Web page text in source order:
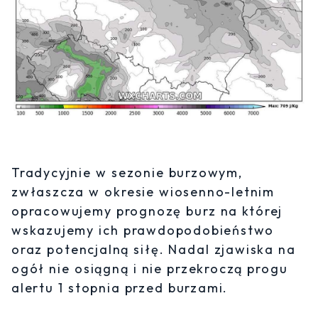
Tradycyjnie w sezonie burzowym,
zwłaszcza w okresie wiosenno-letnim
opracowujemy prognozę burz na której
wskazujemy ich prawdopodobieństwo
oraz potencjalną siłę. Nadal zjawiska na
ogół nie osiągną i nie przekroczą progu
alertu 1 stopnia przed burzami.